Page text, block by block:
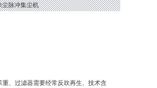
脉冲集尘机
、过滤器需要经常反吹再生、技术含